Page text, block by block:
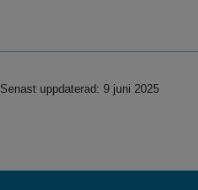
Senast uppdaterad: 9 juni 2025